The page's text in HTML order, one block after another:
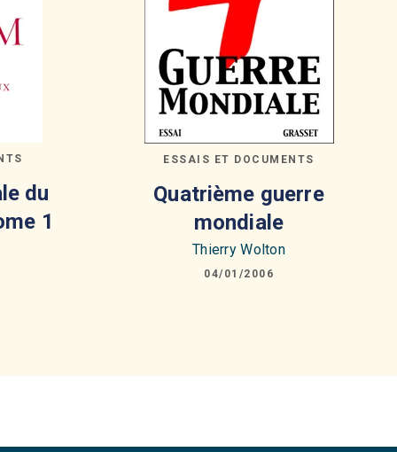
du
1
ESSAIS ET DOCUMENTS
Quatrième guerre
mondiale
Thierry Wolton
04/01/2006